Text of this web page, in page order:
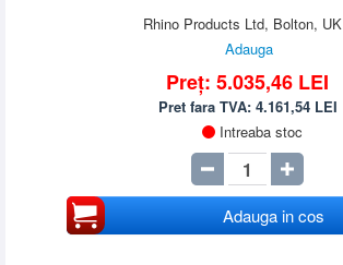
Rhino Products Ltd, Bolton, UK
Adauga
Preț:5.035,46 LEI
Pret fara TVA: 4.161,54 LEI
Intreaba stoc
Adauga in cos